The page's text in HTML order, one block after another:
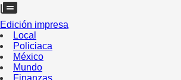
Edición impresa
Local
Policiaca
México
Mundo
Finanzas